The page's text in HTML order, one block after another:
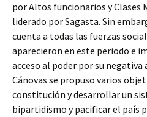
por Altos funcionarios y Clases
liderado por Sagasta. Sin
cuenta a todas las fuerzas
aparecieron en este periodo e
acceso al poder por su negativa
Cánovas se propuso varios
constitución y desarrollar un
bipartidismo y pacificar el país